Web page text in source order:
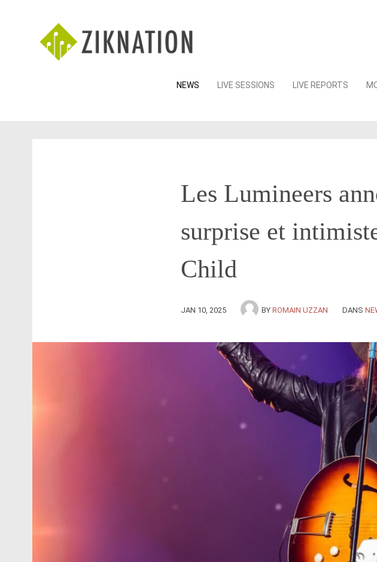
Skip
NEWS LIVE SESSIONS LIVE REPORTS
Les Lumineers
surprise et
Child
JAN 10, 2025 BY ROMAIN UZZAN DANS